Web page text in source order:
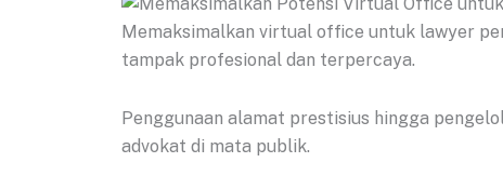
Memaksimalkan virtual office untuk lawyer
tampak profesional dan terpercaya.
Penggunaan alamat prestisius hingga
advokat di mata publik.